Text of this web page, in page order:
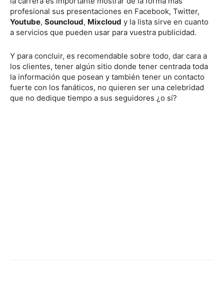
profesional sus presentaciones en Facebook, Twitter,
Youtube, Souncloud, Mixcloud y la lista sirve en cuanto
a servicios que pueden usar para vuestra publicidad.
Y para concluir, es recomendable sobre todo, dar cara a
los clientes, tener algún sitio donde tener centrada toda
la información que posean y también tener un contacto
fuerte con los fanáticos, no quieren ser una celebridad
que no dedique tiempo a sus seguidores ¿o sí?